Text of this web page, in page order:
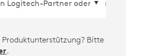
Produktunterstützung? Bitte
.